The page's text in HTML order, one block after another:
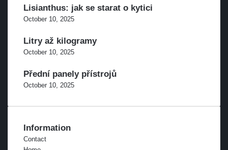
Lisianthus: jak se starat o kytici
October 10, 2025
Litry až kilogramy
October 10, 2025
Přední panely přístrojů
October 10, 2025
Information
Contact